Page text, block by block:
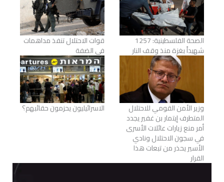
الصحة الفلسطينية: 1257
شهيداً بغزة منذ وقف النار
قوات الاحتلال تنفذ مداهمات
في الضفة
وزير الأمن القومي للاحتلال
المتطرف إيتمار بن غفير يجدد
أمر منع زيارات عائلات الأسرى
في سجون الاحتلال ونادي
الأسير يحذر من تبعات هذا
القرار
الاسرائيليون يحزمون حقائبهم؟